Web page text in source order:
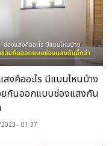
สงคืออะไร มีแบบไหนบ้าง
ยกันออกแบบช่องแสงกัน
01:37